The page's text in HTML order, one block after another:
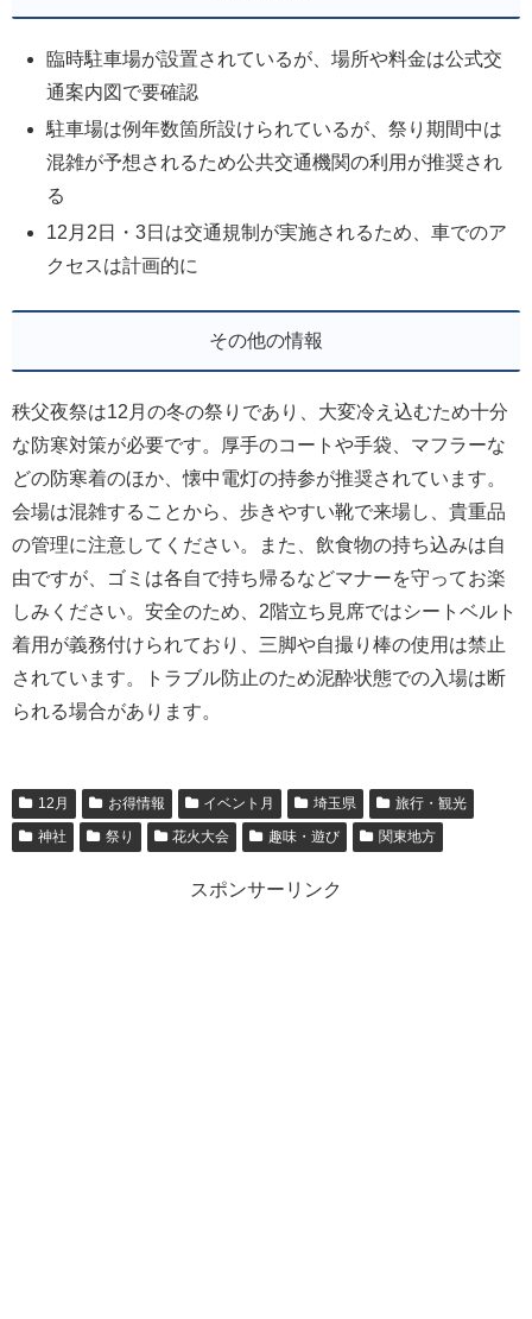
臨時駐車場が設置されているが、場所や料金は公式交
通案内図で要確認
駐車場は例年数箇所設けられているが、祭り期間中は
混雑が予想されるため公共交通機関の利用が推奨され
る
12月2日・3日は交通規制が実施されるため、車でのア
クセスは計画的に
その他の情報
秩父夜祭は12月の冬の祭りであり、大変冷え込むため十分
な防寒対策が必要です。厚手のコートや手袋、マフラーな
どの防寒着のほか、懐中電灯の持参が推奨されています。
会場は混雑することから、歩きやすい靴で来場し、貴重品
の管理に注意してください。また、飲食物の持ち込みは自
由ですが、ゴミは各自で持ち帰るなどマナーを守ってお楽
しみください。安全のため、2階立ち見席ではシートベルト
着用が義務付けられており、三脚や自撮り棒の使用は禁止
されています。トラブル防止のため泥酔状態での入場は断
られる場合があります。
12月 お得情報 イベント月 埼玉県
旅行・観光
神社
祭り 花火大会 趣味・遊び 関東地方
スポンサーリンク